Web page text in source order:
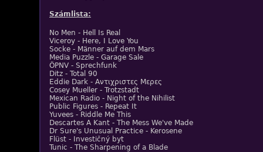
Számlista:
No Men - Hell Is Real
Viceroy - Here, I Love You
Socke - Männer auf dem Mars
Media Puzzle - Garage Sale
ÖPNV - Sprechfunk
Ditz - Total 90
Eddie Dark - Aντιχριστες Mερες
Cosey Mueller - Trotzstadt
Mexican Radio - Night of the Nihilist
Public Figures - Repeat It
Yuvees - Riddle Me This
Descartes A Kant - The Mess We've Made
Dr Sure's Unusual Practice - Kerosene
Flüst - Investičný byt
Tunic - The Sharpening of a Blade